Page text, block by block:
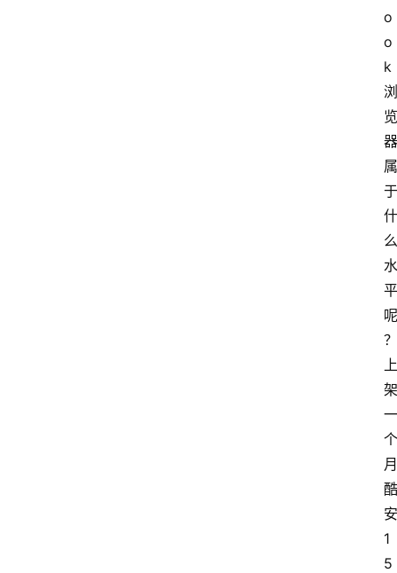
o
o
k
浏
览
器
属
于
什
么
水
平
呢
？
上
架
一
个
月
酷
安
1
5